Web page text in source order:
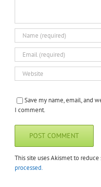
Save my name, email, and
I comment.
This site uses Akismet to reduce
processed.